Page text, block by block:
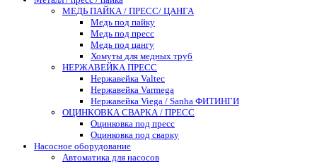
МЕДЬ ПАЙКА / ПРЕСС/ ЦАНГА
Медь под пайку
Медь под пресс
Медь под цангу
Хомуты для медных труб
НЕРЖАВЕЙКА ПРЕСС
Нержавейка Valtec
Нержавейка Varmega
Нержавейка Viega / Sanha ФИТИНГИ
ОЦИНКОВКА СВАРКА / ПРЕСС
Оцинковка под пресс
Оцинковка под сварку
Насосное оборудование
Автоматика для насосов